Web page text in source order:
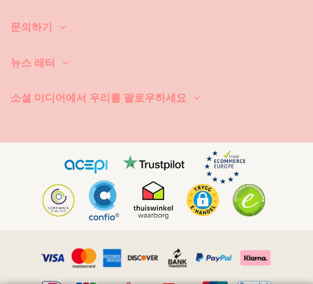
놓으세요. 콘크리트, 돌 (예를 들어, 수영장 모서리), 나무 조각 등과 같은 표
세탁 방법? 비키니를 매번 사용한 후, 바닷물이 아닌 청결한 물에 헹구세
대로 사용하지 마세요. 연한 천에 사용하는 세제를 사용하세요. 일반 비누
도 좋지만 수영복 세탁 전용 제품이 더 좋습니다.
하세요. 젖은 상태에서 접거나 말아서 오래 두면 절대로 안 됩니다. 왜 그럴
까요? 인쇄 무늬와 패턴이 탈색됩니다. 그리고, 비키니에 보석, 진주 또는
주름 장식 등과 같은 장식품이 있으면 세탁할 때 문지르기, 비틀기, 당기기
를 하지 마시기 바랍니다.
수영복에 얼룩이 묻으면, 마르지 않았을 때 가볍게 쳐내세요. 얼룩이 마른
경우에는 긁어 내려고 하지 마세요. 수영복의 염색이 손상될 수 있습니다.
키니 또는 수영복을 그 위에 놓으세요. 조심스럽게 둘둘 말아서 대충 물기
를 빼내세요. 타월 위에 다시 펴 놓고 그늘 아래에서 건조시키세요. 직사 일
문의하기
뉴스 레터
소셜 미디어에서 우리를 팔로우하세요